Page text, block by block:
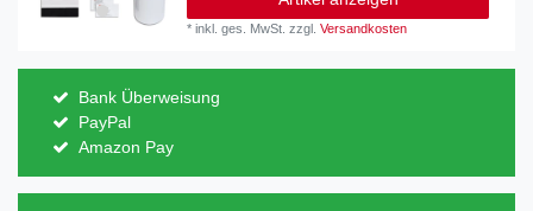
*inkl. ges. MwSt. zzgl.Versandkosten
Bank Überweisung
PayPal
Amazon Pay